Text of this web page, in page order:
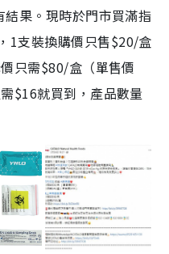
果。現時於門市買滿指
1支裝換購價只售$20/盒
只需$80/盒（單售價
$16就買到，產品數量